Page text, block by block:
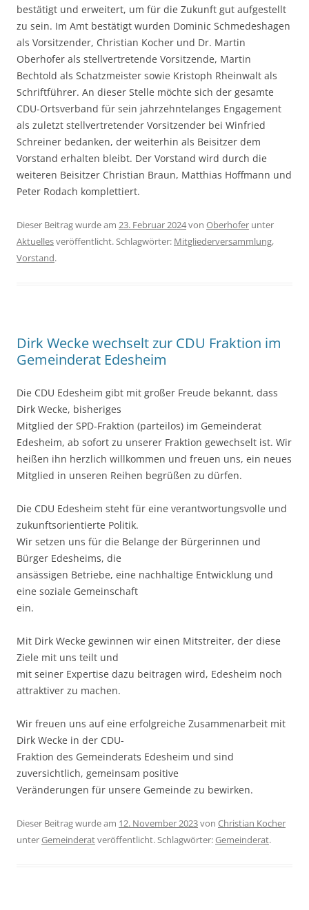
bestätigt und erweitert, um für die Zukunft gut aufgestellt
zu sein. Im Amt bestätigt wurden Dominic Schmedeshagen
als Vorsitzender, Christian Kocher und Dr. Martin
Oberhofer als stellvertretende Vorsitzende, Martin
Bechtold als Schatzmeister sowie Kristoph Rheinwalt als
Schriftführer. An dieser Stelle möchte sich der gesamte
CDU-Ortsverband für sein jahrzehntelanges Engagement
als zuletzt stellvertretender Vorsitzender bei Winfried
Schreiner bedanken, der weiterhin als Beisitzer dem
Vorstand erhalten bleibt. Der Vorstand wird durch die
weiteren Beisitzer Christian Braun, Matthias Hoffmann und
Peter Rodach komplettiert.
Dieser Beitrag wurde am 23. Februar 2024von Oberhofer unter
Aktuellesveröffentlicht. Schlagwörter: Mitgliederversammlung,
Vorstand.
Dirk Wecke wechselt zur CDU Fraktion im
Gemeinderat Edesheim
Die CDU Edesheim gibt mit großer Freude bekannt, dass
Dirk Wecke, bisheriges
Mitglied der SPD-Fraktion (parteilos) im Gemeinderat
Edesheim, ab sofort zu unserer Fraktion gewechselt ist. Wir
heißen ihn herzlich willkommen und freuen uns, ein neues
Mitglied in unseren Reihen begrüßen zu dürfen.
Die CDU Edesheim steht für eine verantwortungsvolle und
zukunftsorientierte Politik.
Wir setzen uns für die Belange der Bürgerinnen und
Bürger Edesheims, die
ansässigen Betriebe, eine nachhaltige Entwicklung und
eine soziale Gemeinschaft
ein.
Mit Dirk Wecke gewinnen wir einen Mitstreiter, der diese
Ziele mit uns teilt und
mit seiner Expertise dazu beitragen wird, Edesheim noch
attraktiver zu machen.
Wir freuen uns auf eine erfolgreiche Zusammenarbeit mit
Dirk Wecke in der CDU-
Fraktion des Gemeinderats Edesheim und sind
zuversichtlich, gemeinsam positive
Veränderungen für unsere Gemeinde zu bewirken.
Dieser Beitrag wurde am 12. November 2023von Christian Kocher
unterGemeinderatveröffentlicht. Schlagwörter:Gemeinderat.